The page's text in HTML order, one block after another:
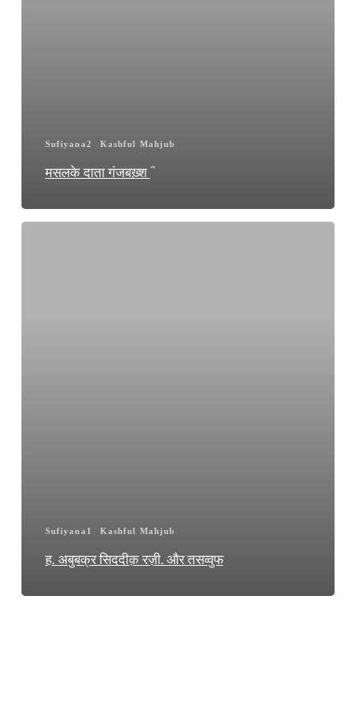
Sufiyana2 Kashful Mahjub
मसलके दाता गंजबख़्श ؓ
Sufiyana1 Kashful Mahjub
ह. अबुबक्र सिददीक़ रज़ी. और तसव्वुफ